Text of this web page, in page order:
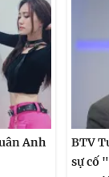
Anh
BTV
sự cố